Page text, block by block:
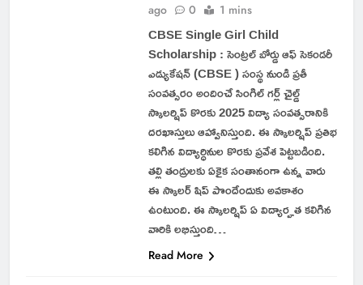
ago
0 1 mins
CBSE Single Girl Child
Scholarship : సెంట్రల్ బోర్డు ఆఫ్ సెకండరీ
ఎడ్యుకేషన్ (CBSE ) సంస్థ నుండి ప్రతీ
సంవత్సరం అందించే సింగిల్ గర్ల్ చైల్డ్
స్కాలర్షిప్ కొరకు 2025 విద్యా సంవత్సరానికి
దరఖాస్తులు ఆహ్వానిస్తుంది. ఈ స్కాలర్షిప్ ప్రతిభ
కలిగిన విద్యార్ధినుల కొరకు ప్రవేశ పెట్టబడింది.
తల్లి తండ్రులకు ఏకైక సంతానంగా ఉన్న వారు
ఈ స్కాలర్ షిప్ పొందేందుకు అవకాశం
ఉంటుంది. ఈ స్కాలర్షిప్ ఏ విద్యార్హత కలిగిన
వారికి లభిస్తుంది…
Read More